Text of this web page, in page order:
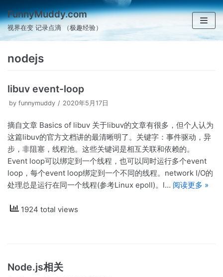
跳
至
正
FunnyMuddy.com
视界在变 记录点滴 （极趣经验）
nodejs
libuv event-loop
by funnymuddy 2020年5月17日
摘自文章 Basics of libuv 关于libuv的文章有很多，但个人认为
这篇libuv的官方文档讲的最清晰明了。关键字：事件驱动，异
步，非阻塞，线程池。这些关键词是相互关联和依赖的。
Event loop可以绑定到一个线程，也可以同时运行多个event
loop，每个event loop绑定到一个不同的线程。network I/O的
处理总是运行在同一个线程(参考Linux epoll)。l… 阅读更多 »
1924 total views
Node.js相关